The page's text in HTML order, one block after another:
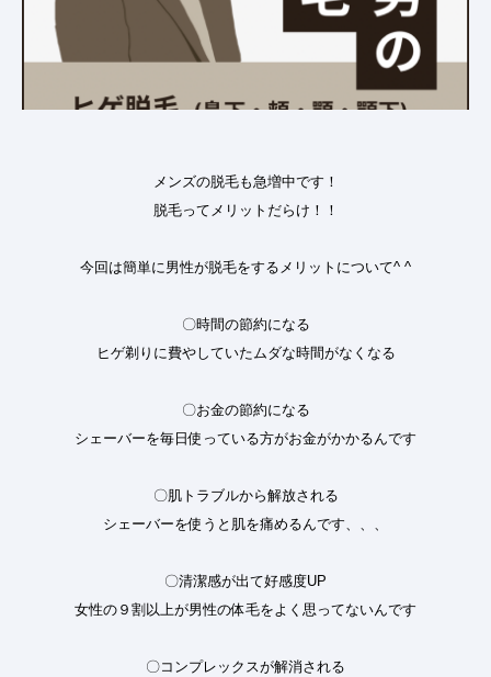
メンズの脱毛も急増中です！
脱毛ってメリットだらけ！！
今回は簡単に男性が脱毛をするメリットについて^ ^
〇時間の節約になる
ヒゲ剃りに費やしていたムダな時間がなくなる
〇お金の節約になる
シェーバーを毎日使っている方がお金がかかるんです
〇肌トラブルから解放される
シェーバーを使うと肌を痛めるんです、、、
〇清潔感が出て好感度UP
女性の９割以上が男性の体毛をよく思ってないんです
〇コンプレックスが解消される